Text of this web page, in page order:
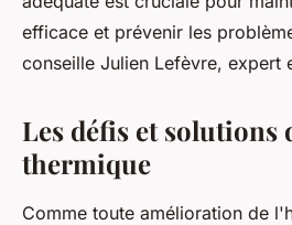
efficace et prévenir les
conseille Julien Lefèvre, expert
Les défis et solutions
thermique
Comme toute amélioration de